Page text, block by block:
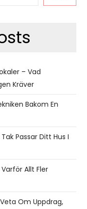
– Vad
Kräver
Bakom En
Passar Ditt Hus I
Allt Fler
Om Uppdrag,